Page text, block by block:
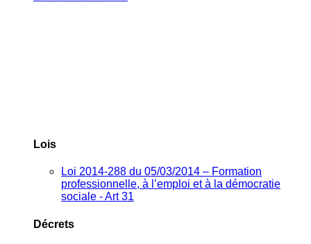
Lois
Loi 2014-288 du 05/03/2014 – Formation
professionnelle, à l’emploi et à la démocratie
sociale - Art 31
Décrets